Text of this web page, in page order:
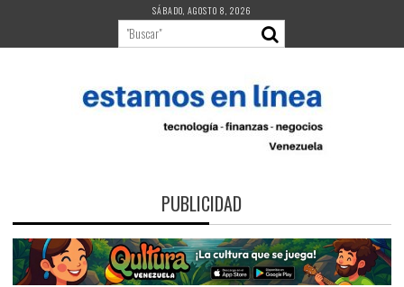
contenido
SÁBADO, AGOSTO 8, 2026
PUBLICIDAD